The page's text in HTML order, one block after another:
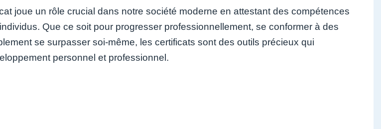
joue un rôle crucial dans notre société moderne en attestant des compétences
Que ce soit pour progresser professionnellement, se conformer à des
se surpasser soi-même, les certificats sont des outils précieux qui
personnel et professionnel.